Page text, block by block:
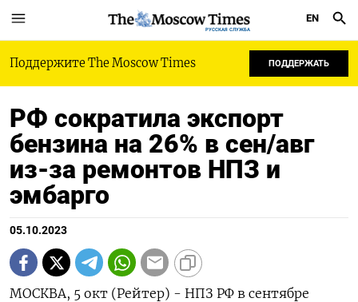
РУССКАЯ СЛУЖБА
EN
Поддержите The Moscow Times ПОДДЕРЖАТЬ
РФ сократила экспорт
бензина на 26% в сен/авг
из-за ремонтов НПЗ и
эмбарго
05.10.2023
МОСКВА, 5 окт (Рейтер) - НПЗ РФ в сентябре